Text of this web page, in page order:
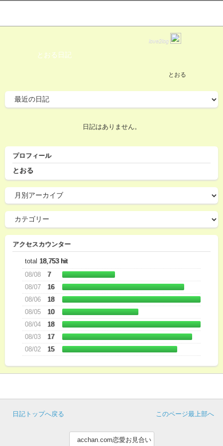
love2log
とおる日記
とおる
日記はありません。
プロフィール
とおる
アクセスカウンター
total 18,753 hit
08/08
7
08/07
16
08/06
18
08/05
10
08/04
18
08/03
17
08/02
15
このページ最上部へ
日記トップへ戻る